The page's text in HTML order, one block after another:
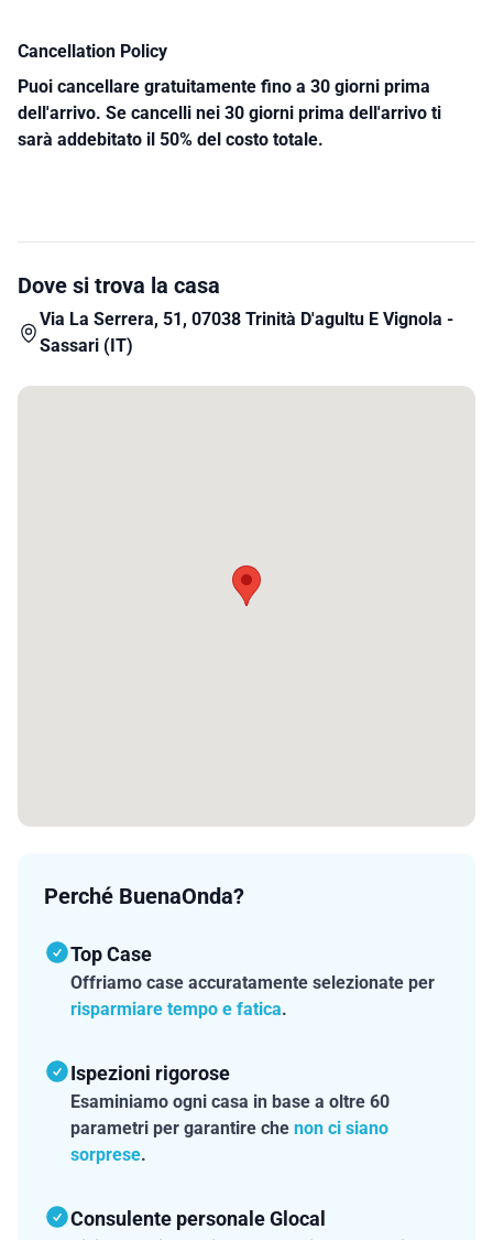
Cancellation Policy
Puoi cancellare gratuitamente fino a 30 giorni prima
dell'arrivo. Se cancelli nei 30 giorni prima dell'arrivo ti
sarà addebitato il 50% del costo totale.
Dove si trova la casa
Via La Serrera, 51, 07038 Trinità D'agultu E Vignola -
Sassari (IT)
Perché BuenaOnda?
Top Case
Offriamo case accuratamente selezionate per
risparmiare tempo e fatica.
Ispezioni rigorose
Esaminiamo ogni casa in base a oltre 60
parametri per garantire che non ci siano
sorprese.
Consulente personale Glocal